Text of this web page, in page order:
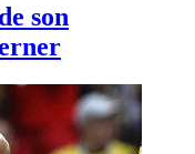
son